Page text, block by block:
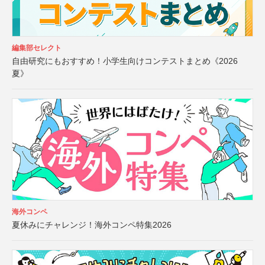
編集部セレクト
自由研究にもおすすめ！小学生向けコンテストまとめ《2026
夏》
海外コンペ
夏休みにチャレンジ！海外コンペ特集2026